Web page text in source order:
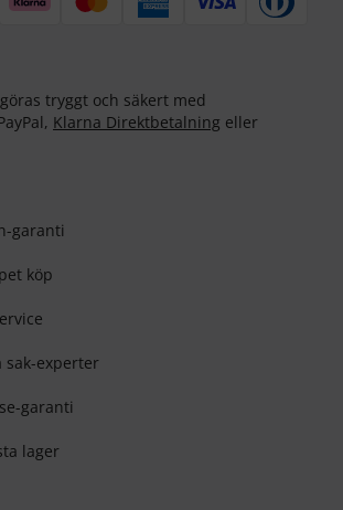
tryggt och säkert med
Klarna Direktbetalning eller
garanti
köp
sak-experter
garanti
lager